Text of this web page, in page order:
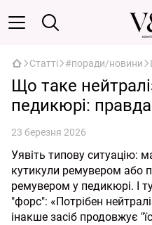
Статті #поради/новини
Що таке
педикюрі:
23 березня 2026
Уявіть типову ситуацію:
кутикули ремувером або
ремувером у педикюрі. І
"форс": «Потрібен
інакше засіб продовжує